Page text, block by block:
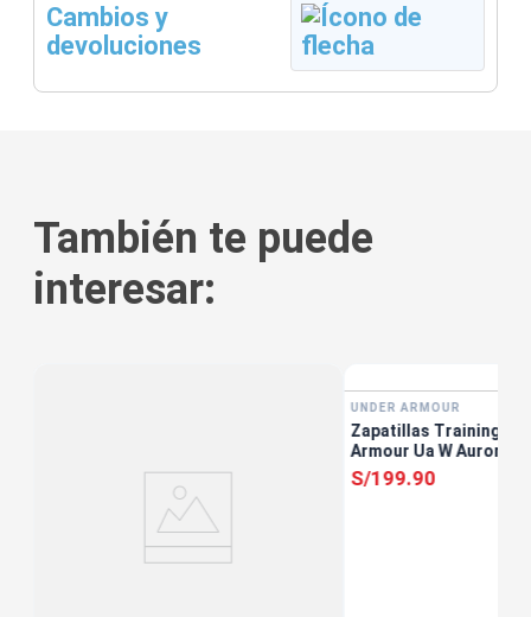
Cambios y
devoluciones
También te puede
interesar:
UNDER ARMOUR
Zapatillas Training
Armour Ua W Aurora 3
S/199.90